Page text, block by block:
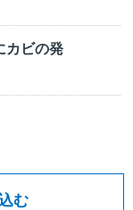
カビの発
む